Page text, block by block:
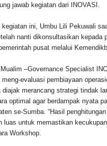
jawab kegiatan dari INOVASI.
ini, Umbu Lili Pekuwali
nanti dikonsultasikan
pusat melalui
–Governance Specialist
evaluasi pembiayaan
diajak merancang strategi tindak
optimal agar berdampak nyata
se-Sumba. “Hasil
luas untuk memastikan
Workshop.